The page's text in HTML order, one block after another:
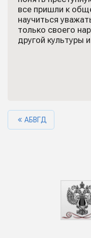
все пришли к
научиться
только своего
другой культуры
АБВГД